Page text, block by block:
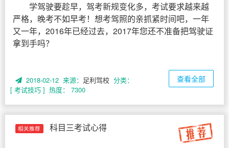
学驾驶要趁早，驾考新规变化多，考试要求越来越
严格，晚考不如早考！想考驾照的亲抓紧时间吧，一年
又一年，2016年已经过去，2017年您还不准备把驾驶证
拿到手吗？
2018-02-12 来源： 足利驾校 分类：
[ 考试技巧 ] 热度： 7300
查看全部
相关推荐 科目三考试心得